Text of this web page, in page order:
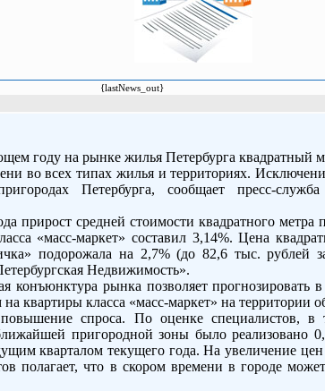
{lastNews_out}
году на рынке жилья Петербурга квадратный
во всех типах жилья и территориях.
Петербурга, сообщает пресс-
прирост средней стоимости квадратного метра
«масс-маркет» составил 3,14%. Цена
подорожала на 2,7% (до 82,6 тыс. рублей
Недвижимость».
рынка позволяет прогнозировать в
квартиры класса «масс-маркет» на территории
спроса. По оценке специалистов, в
пригородной зоны было реализовано
кварталом текущего года. На увеличение
полагает, что в скором времени в городе